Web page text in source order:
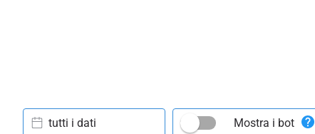
tutti i dati Mostra i bot